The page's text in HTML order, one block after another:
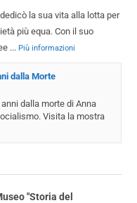
la sua vita alla lotta per
più equa. Con il suo
... Più informazioni
dalla Morte
dalla morte di Anna
Visita la mostra
"Storia del